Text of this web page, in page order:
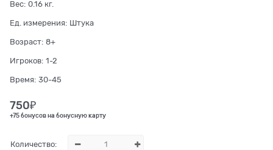
Вес: 0.16 кг.
Ед. измерения: Штука
Возраст: 8+
Игроков: 1-2
Время: 30-45
750₽
+75 бонусов на бонусную карту
Количество: